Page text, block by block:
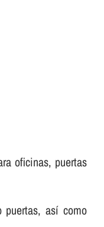
oficinas, puertas
puertas, así­ como